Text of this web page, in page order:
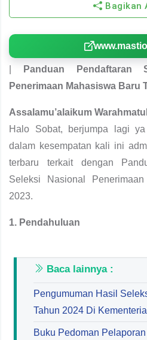
Bagikan
Panduan Pendaftaran
Penerimaan Mahasiswa Baru
Assalamu’alaikum
Halo Sobat, berjumpa lagi
dalam kesempatan kali ini
terbaru terkait dengan
Seleksi Nasional
2023.
1. Pendahuluan
Baca lainnya :
Pengumuman Hasil
Tahun 2024 Di
Buku Pedoman